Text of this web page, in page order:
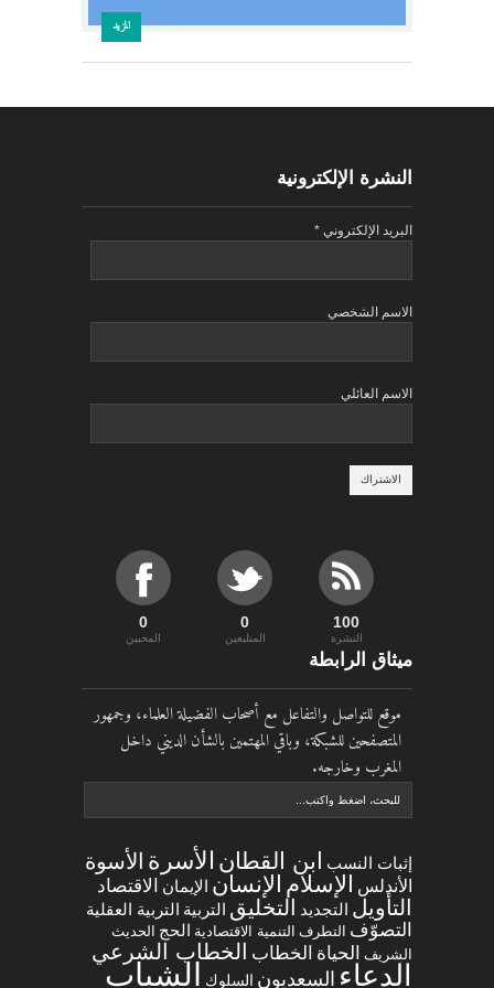
المزيد
النشرة الإلكترونية
البريد الإلكتروني *
الاسم الشخصي
الاسم العائلي
0
المحبين
0
المتلبعين
100
النشرة
ميثاق الرابطة
موقع للتواصل والتفاعل مع أصحاب الفضيلة العلماء، وجمهور
المتصفحين للشبكة، وباقي المهتمين بالشأن الديني داخل
المغرب وخارجه.
إثبات النسب ابن القطان الأسرة الأسوة
الأندلس الإسلام الإنسان الإيمان الاقتصاد
التأويل التجديد التخليق التربية التربية العقلية
التصوّف التطرف التنمية الاقتصادية الحج الحديث
الشريف
الحياة الخطاب الخطاب الشرعي
الدعاء السعديون السلوك الشباب